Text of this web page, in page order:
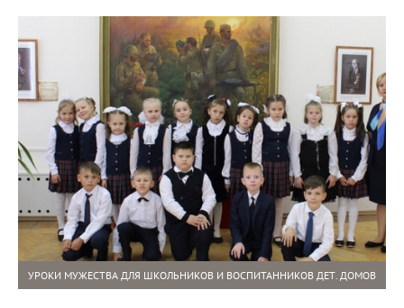
УРОКИ МУЖЕСТВА ДЛЯ ШКОЛЬНИКОВ И ВОСПИТАННИКОВ ДЕТ. ДОМОВ